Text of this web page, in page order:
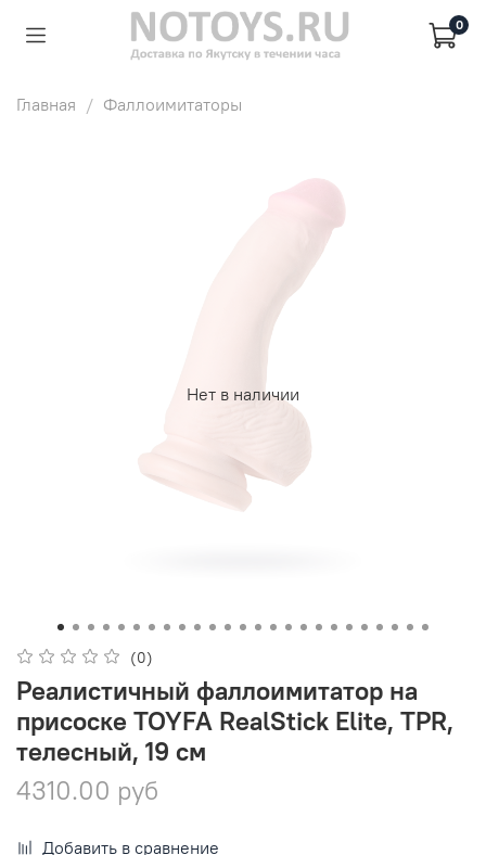
0
Главная Фаллоимитаторы
Нет в наличии
(0)
Реалистичный фаллоимитатор на
присоске TOYFA RealStick Elite, TPR,
телесный, 19 см
4310.00 руб
Добавить в сравнение